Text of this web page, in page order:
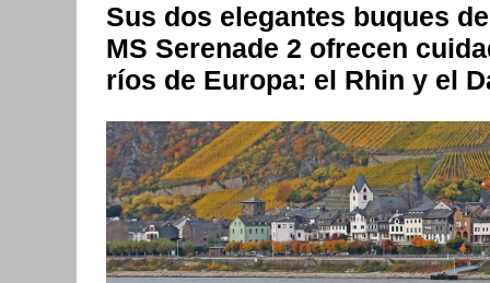
Sus dos elegantes buques
MS Serenade 2 ofrecen
ríos de Europa: el Rhin y el